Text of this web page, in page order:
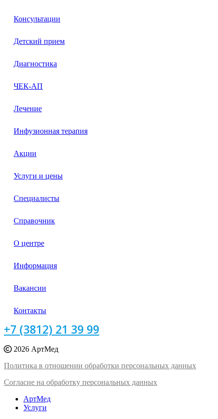
Консультации
Детский прием
Диагностика
ЧЕК-АП
Лечение
Инфузионная терапия
Акции
Услуги и цены
Специалисты
Справочник
О центре
Информация
Вакансии
Контакты
+7 (3812) 21 39 99
2026 АртМед
Политика в отношении обработки персональных данных
Согласие на обработку персональных данных
АртМед
Услуги